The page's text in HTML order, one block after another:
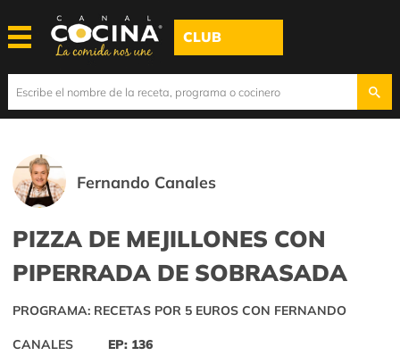
CLUB
Fernando Canales
PIZZA DE MEJILLONES CON
PIPERRADA DE SOBRASADA
PROGRAMA: RECETAS POR 5 EUROS CON FERNANDO
CANALES EP: 136